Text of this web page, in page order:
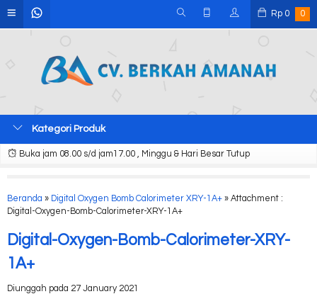
Rp 0 0
Kategori Produk
Buka jam 08.00 s/d jam17.00 , Minggu & Hari Besar Tutup
Beranda » Digital Oxygen Bomb Calorimeter XRY-1A+ » Attachment :
Digital-Oxygen-Bomb-Calorimeter-XRY-1A+
Digital-Oxygen-Bomb-Calorimeter-XRY-
1A+
Diunggah pada 27 January 2021